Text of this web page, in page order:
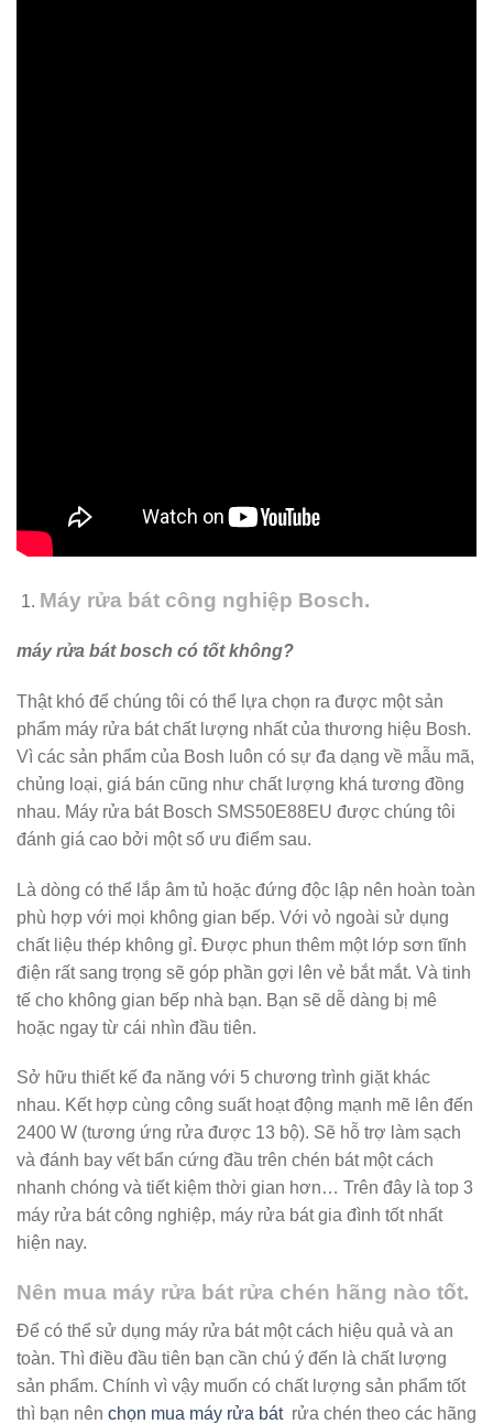
Máy rửa bát công nghiệp Bosch.
máy rửa bát bosch có tốt không?
Thật khó để chúng tôi có thể lựa chọn ra được một sản
phẩm máy rửa bát chất lượng nhất của thương hiệu Bosh.
Vì các sản phẩm của Bosh luôn có sự đa dạng về mẫu mã,
chủng loại, giá bán cũng như chất lượng khá tương đồng
nhau. Máy rửa bát Bosch SMS50E88EU được chúng tôi
đánh giá cao bởi một số ưu điểm sau.
Là dòng có thể lắp âm tủ hoặc đứng độc lập nên hoàn toàn
phù hợp với mọi không gian bếp. Với vỏ ngoài sử dụng
chất liệu thép không gỉ. Được phun thêm một lớp sơn tĩnh
điện rất sang trọng sẽ góp phần gợi lên vẻ bắt mắt. Và tinh
tế cho không gian bếp nhà bạn. Bạn sẽ dễ dàng bị mê
hoặc ngay từ cái nhìn đầu tiên.
Sở hữu thiết kế đa năng với 5 chương trình giặt khác
nhau. Kết hợp cùng công suất hoạt động mạnh mẽ lên đến
2400 W (tương ứng rửa được 13 bộ). Sẽ hỗ trợ làm sạch
và đánh bay vết bẩn cứng đầu trên chén bát một cách
nhanh chóng và tiết kiệm thời gian hơn… Trên đây là top 3
máy rửa bát công nghiệp, máy rửa bát gia đình tốt nhất
hiện nay.
Nên mua máy rửa bát rửa chén hãng nào tốt.
Để có thể sử dụng máy rửa bát một cách hiệu quả và an
toàn. Thì điều đầu tiên bạn cần chú ý đến là chất lượng
sản phẩm. Chính vì vậy muốn có chất lượng sản phẩm tốt
thì bạn nên chọn mua máy rửa bátrửa chén theo các hãng